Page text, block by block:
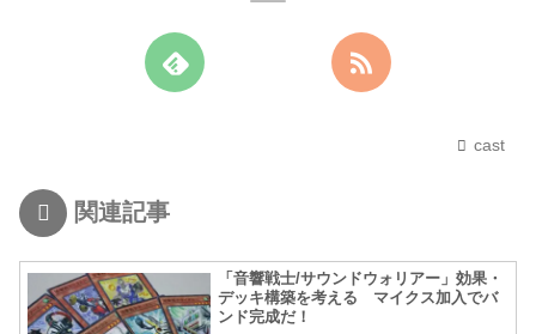
cast
関連記事
「音響戦士/サウンドウォリアー」効果・
デッキ構築を考える マイクス加入でバ
ンド完成だ！